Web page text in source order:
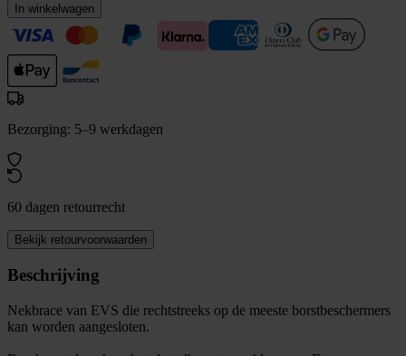
In winkelwagen
Bezorging: 5–9 werkdagen
60 dagen retourrecht
Bekijk retourvoorwaarden
Beschrijving
Nekbrace van EVS die rechtstreeks op de meeste borstbeschermers
kan worden aangesloten.